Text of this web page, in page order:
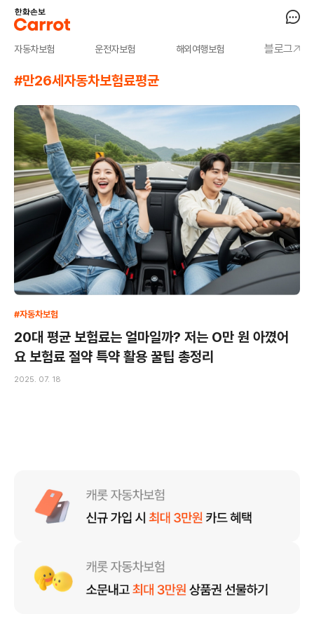
자동차보험 운전자보험 해외여행보험 블로그
#만26세자동차보험료평균
#자동차보험
20대 평균 보험료는 얼마일까? 저는 O만 원 아꼈어
요 보험료 절약 특약 활용 꿀팁 총정리
2025. 07. 18